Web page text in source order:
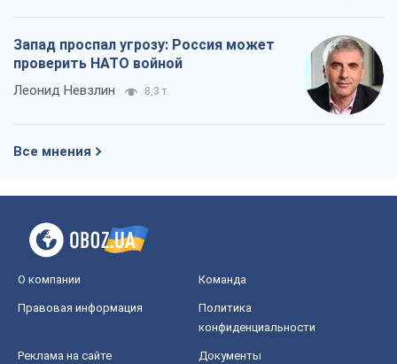
Запад проспал угрозу: Россия может
проверить НАТО войной
Леонид Невзлин 8,3 т.
Все мнения
О компании Команда
Правовая информация
Политика
конфиденциальности
Реклама на сайте Документы